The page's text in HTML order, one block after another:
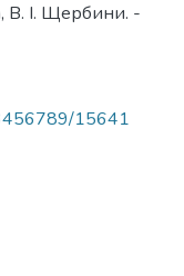
В. І. Щербини. -
15641